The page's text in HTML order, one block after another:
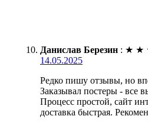
Данислав Березин : ★ ★
14.05.2025
Редко пишу отзывы, но
Заказывал постеры - все
Процесс простой, сайт
доставка быстрая.